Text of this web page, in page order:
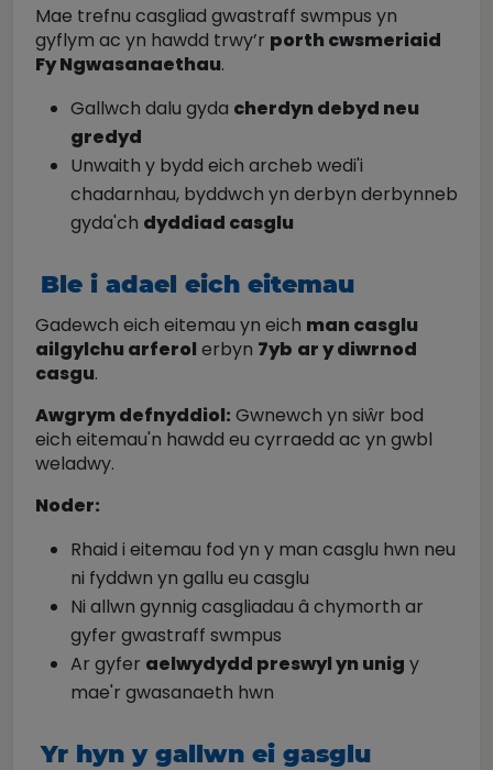
Mae trefnu casgliad gwastraff swmpus yn
gyflym ac yn hawdd trwy’r porth cwsmeriaid
Fy Ngwasanaethau.
Gallwch dalu gyda cherdyn debyd neu
gredyd
Unwaith y bydd eich archeb wedi'i
chadarnhau, byddwch yn derbyn derbynneb
gyda'ch dyddiad casglu
Ble i adael eich eitemau
Gadewch eich eitemau yn eich man casglu
ailgylchu arferol erbyn 7yb ar y diwrnod
casgu.
Awgrym defnyddiol: Gwnewch yn siŵr bod
eich eitemau'n hawdd eu cyrraedd ac yn gwbl
weladwy.
Noder:
Rhaid i eitemau fod yn y man casglu hwn neu
ni fyddwn yn gallu eu casglu
Ni allwn gynnig casgliadau â chymorth ar
gyfer gwastraff swmpus
Ar gyfer aelwydydd preswyl yn unig y
mae'r gwasanaeth hwn
Yr hyn y gallwn ei gasglu